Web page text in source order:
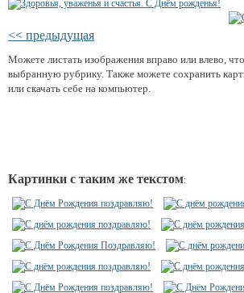
<< предыдущая
Можете листать изображения вправо или влево,
выбранную рубрику. Также можете сохранить
или скачать себе на компьютер.
Картинки с таким же текстом: